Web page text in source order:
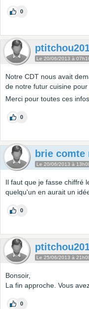
0
Le 20/06/2013 à
Notre CDT nous avait
de notre futur cuisine
Merci pour toutes ces infos
0
brie comte
Le 20/06/2013 à
Il faut que je fasse chiffré
quelqu'un en aurait un
0
Le 25/06/2013 à
Bonsoir,
La fin approche. Vous
0